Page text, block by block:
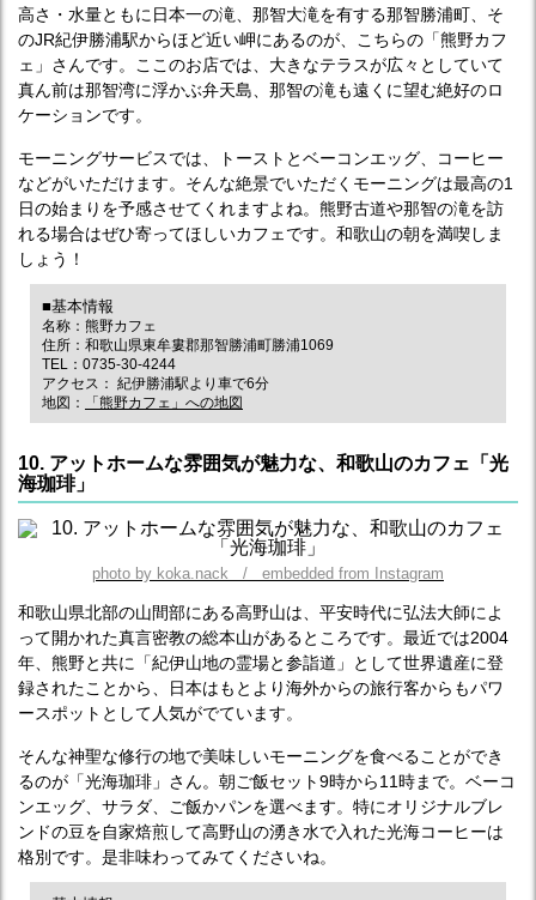
高さ・水量ともに日本一の滝、那智大滝を有する那智勝浦町、そ
のJR紀伊勝浦駅からほど近い岬にあるのが、こちらの「熊野カフ
ェ」さんです。ここのお店では、大きなテラスが広々としていて
真ん前は那智湾に浮かぶ弁天島、那智の滝も遠くに望む絶好のロ
ケーションです。
モーニングサービスでは、トーストとベーコンエッグ、コーヒー
などがいただけます。そんな絶景でいただくモーニングは最高の1
日の始まりを予感させてくれますよね。熊野古道や那智の滝を訪
れる場合はぜひ寄ってほしいカフェです。和歌山の朝を満喫しま
しょう！
■基本情報
名称：熊野カフェ
住所：和歌山県東牟婁郡那智勝浦町勝浦1069
TEL：0735-30-4244
アクセス： 紀伊勝浦駅より車で6分
地図：
「熊野カフェ」への地図
10. アットホームな雰囲気が魅力な、和歌山のカフェ「光
海珈琲」
photo by koka.nack / embedded from Instagram
和歌山県北部の山間部にある高野山は、平安時代に弘法大師によ
って開かれた真言密教の総本山があるところです。最近では2004
年、熊野と共に「紀伊山地の霊場と参詣道」として世界遺産に登
録されたことから、日本はもとより海外からの旅行客からもパワ
ースポットとして人気がでています。
そんな神聖な修行の地で美味しいモーニングを食べることができ
るのが「光海珈琲」さん。朝ご飯セット9時から11時まで。ベーコ
ンエッグ、サラダ、ご飯かパンを選べます。特にオリジナルブレ
ンドの豆を自家焙煎して高野山の湧き水で入れた光海コーヒーは
格別です。是非味わってみてくださいね。